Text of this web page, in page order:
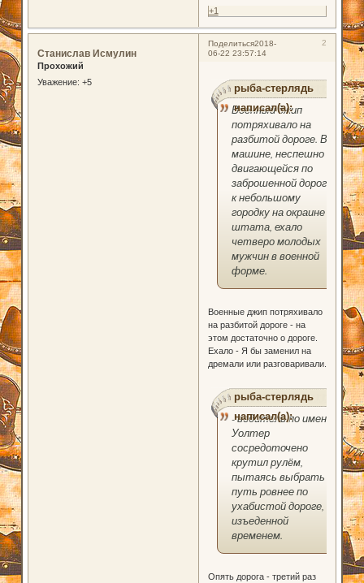
+1
Поделиться 2
2018-
06-22 23:57:14
Станислав Исмулин
Прохожий
Уважение: +5
рыба-стерлядь
написал(а):
Военный джип
потряхивало на
разбитой дороге. В
машине, неспешно
двигающейся по
заброшенной дороге
к небольшому
городку на окраине
штата, ехало
четверо молодых
мужчин в военной
форме.
Военные джип потряхивало
на разбитой дороге - на
этом достаточно о дороге.
Ехало - Я бы заменил на
дремали или разговаривали.
рыба-стерлядь
написал(а):
- водитель по имени
Уолтер
сосредоточено
крутил рулём,
пытаясь выбрать
путь ровнее по
ухабистой дороге,
изъеденной
временем.
Опять дорога - третий раз